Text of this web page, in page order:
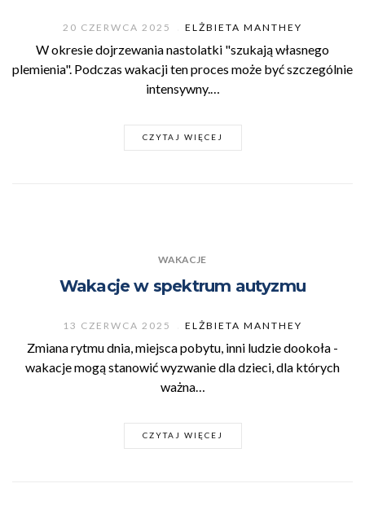
20 CZERWCA 2025 ELŻBIETA MANTHEY
W okresie dojrzewania nastolatki "szukają własnego
plemienia". Podczas wakacji ten proces może być szczególnie
intensywny.…
CZYTAJ WIĘCEJ
WAKACJE
Wakacje w spektrum autyzmu
13 CZERWCA 2025 ELŻBIETA MANTHEY
Zmiana rytmu dnia, miejsca pobytu, inni ludzie dookoła -
wakacje mogą stanowić wyzwanie dla dzieci, dla których
ważna…
CZYTAJ WIĘCEJ